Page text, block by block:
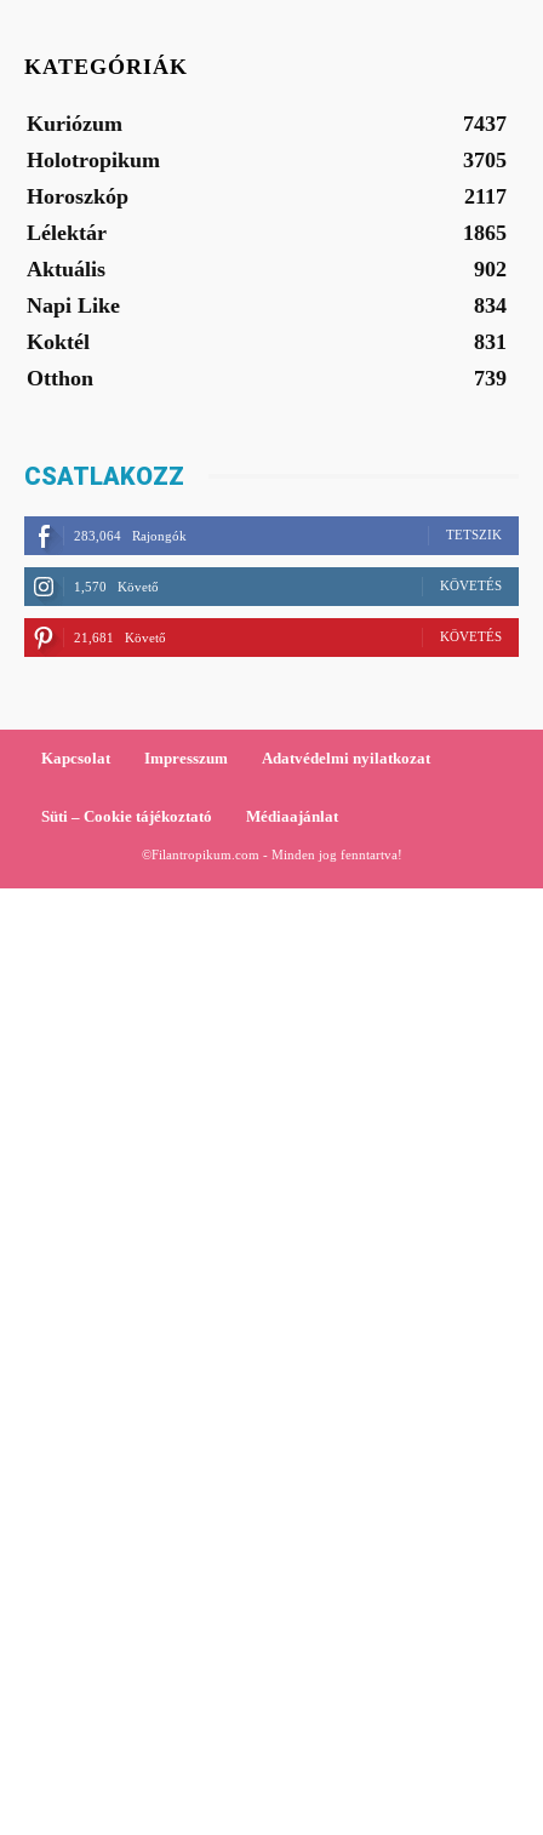
KATEGÓRIÁK
Kuriózum
7437
Holotropikum
3705
Horoszkóp
2117
Lélektár
1865
Aktuális
902
Napi Like
834
Koktél
831
Otthon
739
CSATLAKOZZ
283,064 Rajongók TETSZIK
1,570 Követő KÖVETÉS
21,681 Követő KÖVETÉS
Kapcsolat Impresszum Adatvédelmi nyilatkozat
Süti – Cookie tájékoztató Médiaajánlat
©Filantropikum.com - Minden jog fenntartva!